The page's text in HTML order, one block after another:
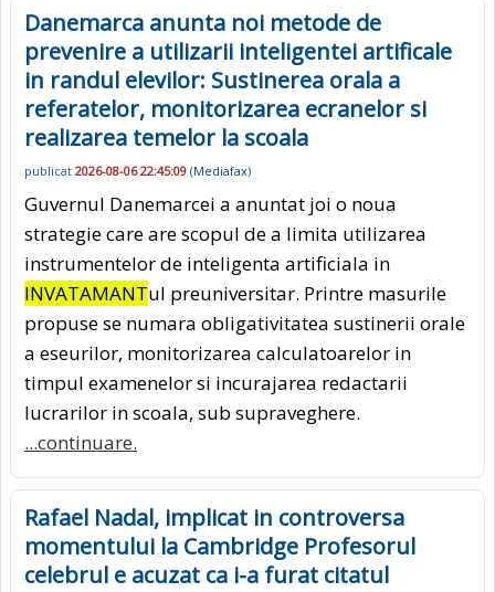
Danemarca anunta noi metode de
prevenire a utilizarii inteligentei artificale
in randul elevilor: Sustinerea orala a
referatelor, monitorizarea ecranelor si
realizarea temelor la scoala
publicat 2026-08-06 22:45:09 (Mediafax)
Guvernul Danemarcei a anuntat joi o noua
strategie care are scopul de a limita utilizarea
instrumentelor de inteligenta artificiala in
INVATAMANTul preuniversitar. Printre masurile
propuse se numara obligativitatea sustinerii orale
a eseurilor, monitorizarea calculatoarelor in
timpul examenelor si incurajarea redactarii
lucrarilor in scoala, sub supraveghere.
...continuare.
Rafael Nadal, implicat in controversa
momentului la Cambridge Profesorul
celebrul e acuzat ca i-a furat citatul